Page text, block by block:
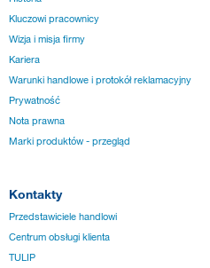
Kluczowi pracownicy
Wizja i misja firmy
Kariera
Warunki handlowe i protokół reklamacyjny
Prywatność
Nota prawna
Marki produktów - przegląd
Kontakty
Przedstawiciele handlowi
Centrum obsługi klienta
TULIP